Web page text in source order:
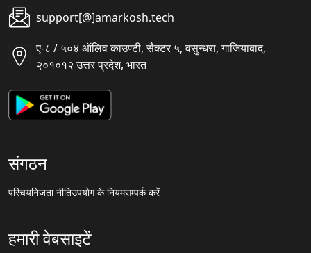
support[@]amarkosh.tech
ए-८ / ५०४ ऑलिव काउण्टी, सैक्टर ५, वसुन्धरा, गाजियाबाद,
२०१०१२ उत्तर प्रदेश, भारत
संगठन
परिचयनिजता नीतिउपयोग के नियमसम्पर्क करें
हमारी वेबसाइटें